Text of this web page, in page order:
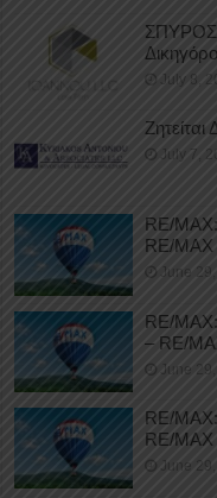
ΣΠΥΡΟΣ
July 8,
July 7,
RE/
RE/MAX
June
RE/
– RE/
June
RE/
RE/
June